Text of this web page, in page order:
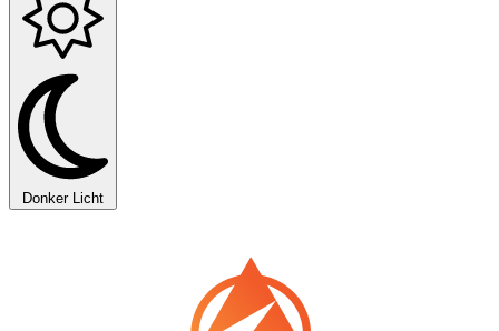
Donker Licht